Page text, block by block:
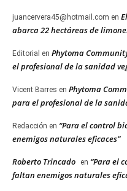
juancervera45@hotmail.com en
abarca 22 hectáreas de
Editorial en Phytoma
el profesional de la sanidad
Vicent Barres en Phytoma
para el profesional de la
Redacción en “Para el control
enemigos naturales eficaces”
Roberto Trincado en “Para el
faltan enemigos naturales